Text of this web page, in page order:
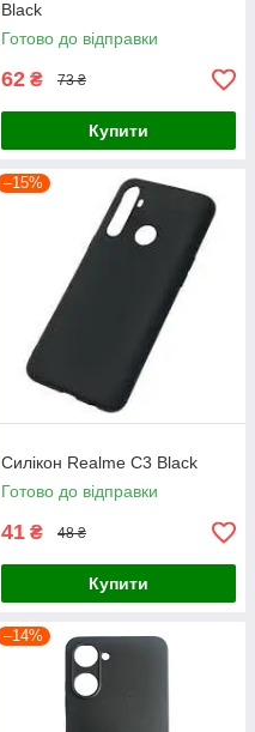
Black
Готово до відправки
62 ₴ 73 ₴
Купити
–15%
Силікон Realme C3 Black
Готово до відправки
41 ₴ 48 ₴
Купити
–14%